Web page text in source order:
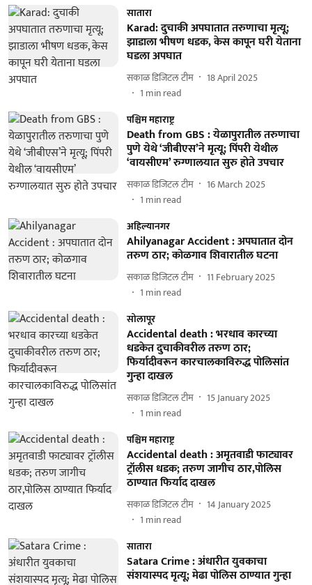
सातारा
Karad: दुचाकी अपघातात तरुणाचा मृत्यू;
झाडाला भीषण धडक, केस कापून घरी येताना
घडला अपघात
सकाळ डिजिटल टीम
18 April 2025
1 min read
पश्चिम महाराष्ट्र
Death from GBS : येळापुरातील तरुणाचा
पुणे येथे ‘जीबीएस’ने मृत्यू; पिंपरी येथील
‘वायसीएम’ रुग्णालयात सुरु हाेते उपचार
सकाळ डिजिटल टीम
16 March 2025
1 min read
अहिल्यानगर
Ahilyanagar Accident : अपघातात दोन
तरुण ठार; कोळगाव शिवारातील घटना
सकाळ डिजिटल टीम
11 February 2025
1 min read
सोलापूर
Accidental death : भरधाव कारच्या
धडकेत दुचाकीवरील तरुण ठार;
फिर्यादीवरून कारचालकाविरुद्ध पोलिसांत
गुन्हा दाखल
सकाळ डिजिटल टीम
15 January 2025
1 min read
पश्चिम महाराष्ट्र
Accidental death : अमृतवाडी फाट्यावर
ट्रॉलीस धडक; तरुण जागीच ठार,पोलिस
ठाण्यात फिर्याद दाखल
सकाळ डिजिटल टीम
14 January 2025
1 min read
सातारा
Satara Crime : अंधारीत युवकाचा
संशयास्पद मृत्यू; मेढा पोलिस ठाण्यात गुन्हा